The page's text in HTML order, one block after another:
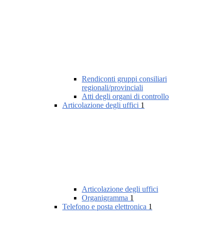
Rendiconti gruppi consiliari
regionali/provinciali
Atti degli organi di controllo
Articolazione degli uffici 1
Articolazione degli uffici
Organigramma 1
Telefono e posta elettronica 1